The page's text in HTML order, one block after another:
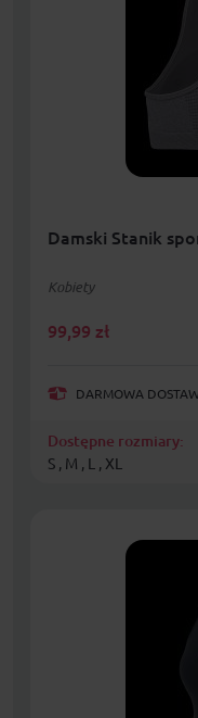
Damski Stanik
Kobiety
99,99 zł
DARMOWA
Dostępne rozmiary:
S , M , L , XL